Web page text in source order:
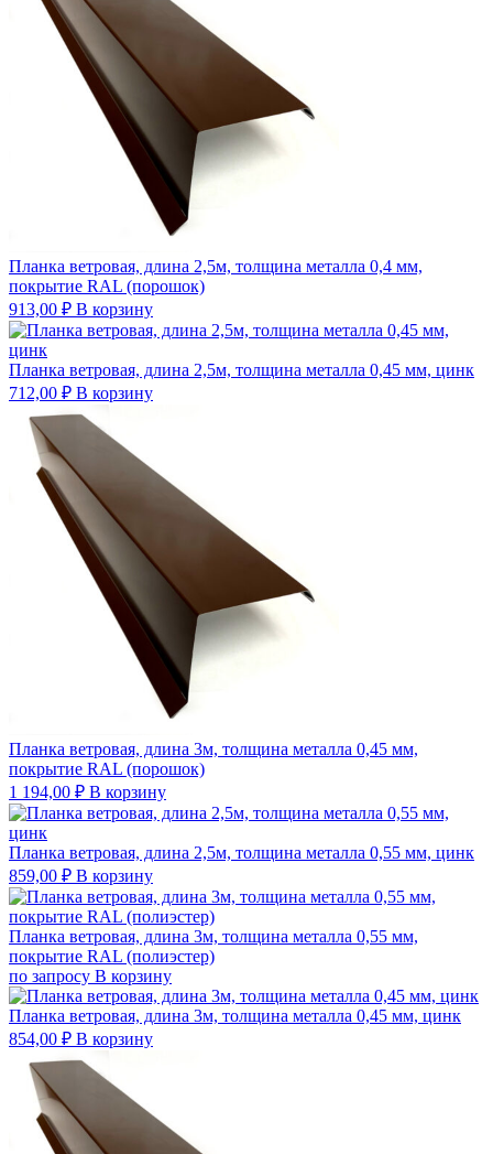
Планка ветровая, длина 2,5м, толщина металла 0,4 мм,
покрытие RAL (порошок)
913,00 ₽ В корзину
Планка ветровая, длина 2,5м, толщина металла 0,45 мм, цинк
712,00 ₽ В корзину
Планка ветровая, длина 3м, толщина металла 0,45 мм,
покрытие RAL (порошок)
1 194,00 ₽ В корзину
Планка ветровая, длина 2,5м, толщина металла 0,55 мм, цинк
859,00 ₽ В корзину
Планка ветровая, длина 3м, толщина металла 0,55 мм,
покрытие RAL (полиэстер)
по запросу В корзину
Планка ветровая, длина 3м, толщина металла 0,45 мм, цинк
854,00 ₽ В корзину